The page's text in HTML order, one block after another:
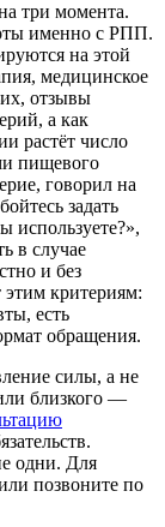
три момента.
именно с РПП.
на этой
медицинское
отзывы
а как
растёт число
пищевого
говорил на
задать
используете?»,
в случае
и без
этим критериям:
есть
обращения.
силы, а не
близкого —
одни. Для
позвоните по